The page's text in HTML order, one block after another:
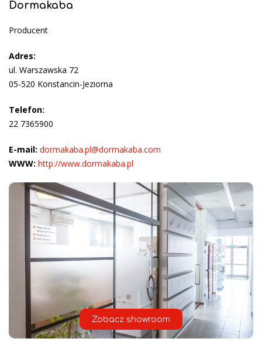
Dormakaba
Producent
Adres:
ul. Warszawska 72
05-520 Konstancin-Jeziorna
Telefon:
22 7365900
E-mail: dormakaba.pl@dormakaba.com
WWW: http://www.dormakaba.pl
Zobacz showroom